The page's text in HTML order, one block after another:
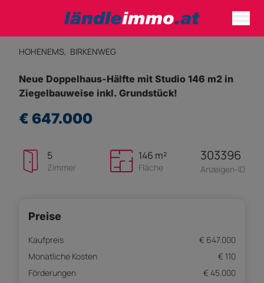
HOHENEMS, BIRKENWEG
Neue Doppelhaus-Hälfte mit Studio 146 m2 in
Ziegelbauweise inkl. Grundstück!
€ 647.000
5
Zimmer
146 m²
Fläche
303396
Anzeigen-ID
Preise
Kaufpreis
€ 647.000
Monatliche Kosten
€ 110
Förderungen
€ 45.000